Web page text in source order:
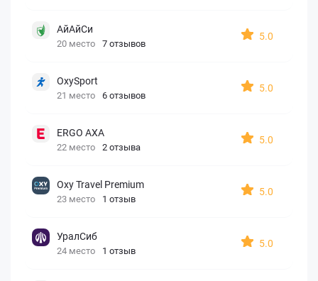
АйАйСи
20 место 7 отзывов
5.0
OxySport
21 место 6 отзывов
5.0
ERGO AXA
22 место 2 отзыва
5.0
Oxy Travel Premium
23 место 1 отзыв
5.0
УралСиб
24 место 1 отзыв
5.0